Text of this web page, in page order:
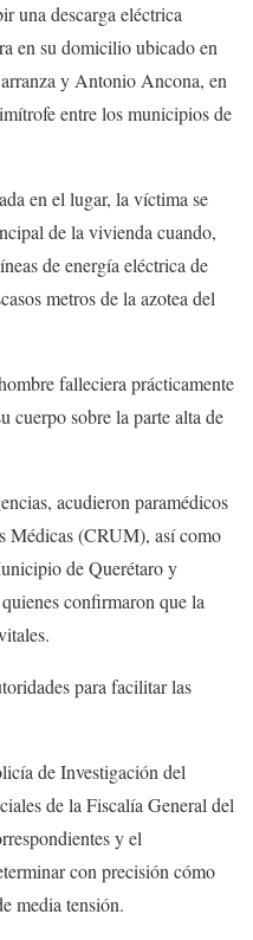
una descarga eléctrica
en su domicilio ubicado en
y Antonio Ancona, en
entre los municipios de
en el lugar, la víctima se
de la vivienda cuando,
de energía eléctrica de
metros de la azotea del
falleciera prácticamente
cuerpo sobre la parte alta de
acudieron paramédicos
Médicas (CRUM), así como
de Querétaro y
confirmaron que la
para facilitar las
de Investigación del
de la Fiscalía General del
y el
con precisión cómo
media tensión.